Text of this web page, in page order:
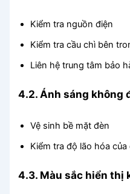
Kiểm tra nguồn điện
Kiểm tra cầu chì bên
Liên hệ trung tâm bảo
4.2. Ánh sáng không
Vệ sinh bề mặt đèn
Kiểm tra độ lão hóa của
4.3. Màu sắc hiển thị